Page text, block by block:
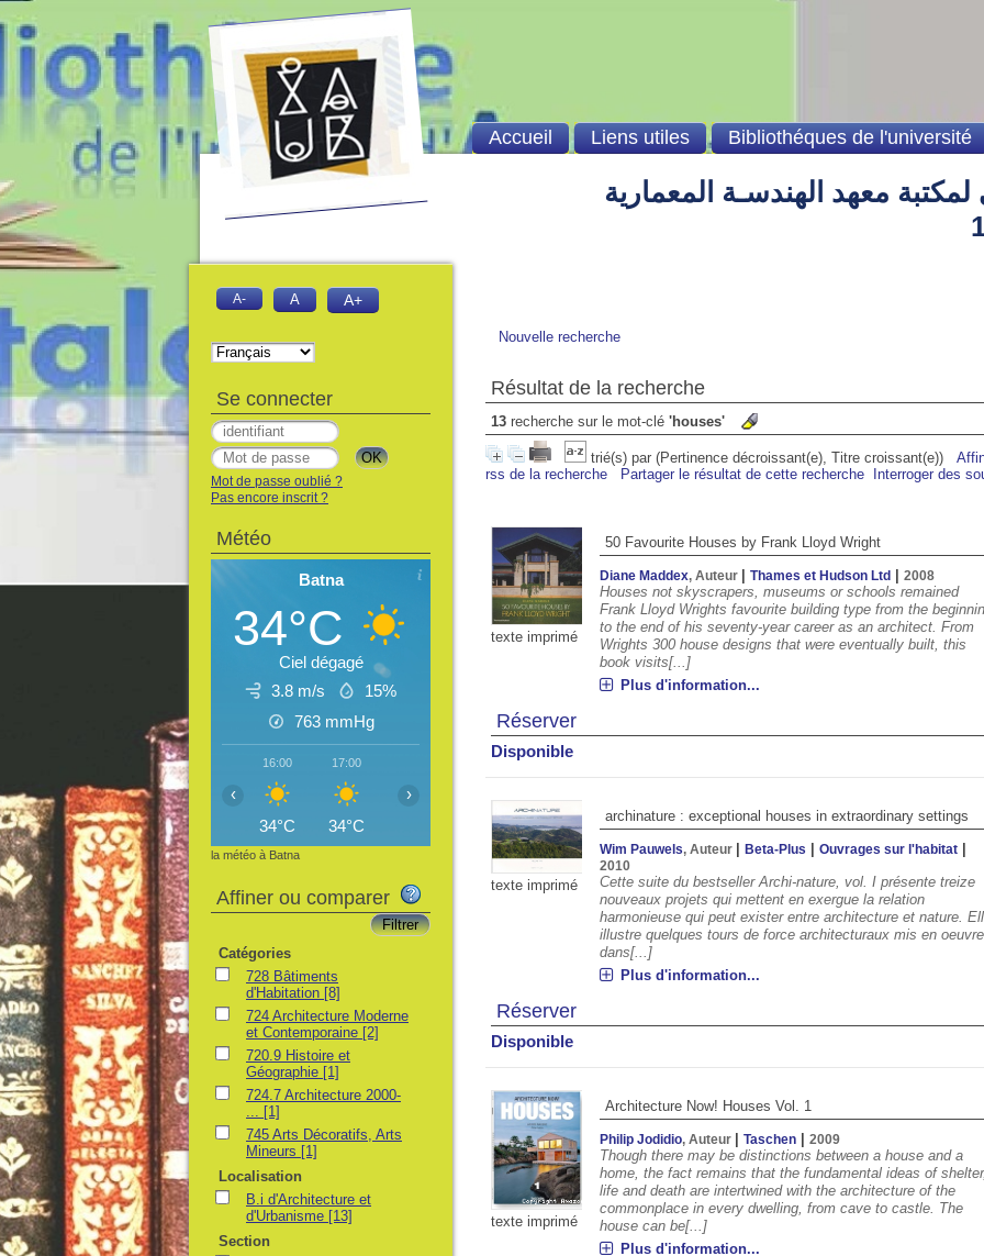
معهد الهندسـة المعمارية
Nouvelle recherche
Résultat de la recherche
13 recherche sur le mot-clé 'houses'
trié(s) par (Pertinence décroissant(e), Titre croissant(e))
rss de la recherche
Partager le résultat de cette recherche Interroger des
texte imprimé
50 Favourite Houses by Frank Lloyd Wright
Diane Maddex, Auteur |Thames et Hudson Ltd |2008
Houses not skyscrapers, museums or schools remained
Frank Lloyd Wrights favourite building type from the
to the end of his seventy-year career as an architect. From
Wrights 300 house designs that were eventually built, this
book visits[...]
Plus d'information...
Réserver
Disponible
texte imprimé
archinature : exceptional houses in extraordinary settings
Wim Pauwels, Auteur |Beta-Plus |Ouvrages sur l'habitat
2010
Cette suite du bestseller Archi-nature, vol. I présente treize
nouveaux projets qui mettent en exergue la relation
harmonieuse qui peut exister entre architecture et nature.
illustre quelques tours de force architecturaux mis en oeuvre
dans[...]
Plus d'information...
Réserver
Disponible
texte imprimé
Architecture Now! Houses Vol. 1
Philip Jodidio, Auteur |Taschen |2009
Though there may be distinctions between a house and a
home, the fact remains that the fundamental ideas of
life and death are intertwined with the architecture of the
commonplace in every dwelling, from cave to castle. The
house can be[...]
Plus d'information...
Accueil Liens utiles Bibliothéques de l'université
A- A A+
Se connecter
Mot de passe oublié ?
Pas encore inscrit ?
Météo
Batna
34°C
Ciel dégagé
3.8 m/s
15%
763 mmHg
16:00
34°C
17:00
34°C 31°C 29°C 27°C 26°C 25°C 24°C 23°C
‹ ›
la météo à Batna
Affiner ou comparer
Catégories
728 Bâtiments
d'Habitation [8]
724 Architecture Moderne
et Contemporaine [2]
720.9 Histoire et
Géographie [1]
724.7 Architecture 2000-
[1]
745 Arts Décoratifs, Arts
Mineurs [1]
Localisation
B.i d'Architecture et
d'Urbanisme [13]
Section